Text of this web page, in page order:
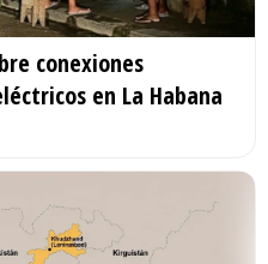
conexiones
en La Habana